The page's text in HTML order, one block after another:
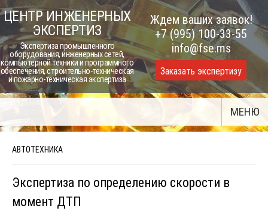
Skip
to
content
ЦЕНТР ИНЖЕНЕРНЫХ
ЭКСПЕРТИЗ
Экспертиза промышленного
оборудования, инженерных сетей,
компьютерной техники и программного
обеспечения, строительно-техническая
и пожарно-техническая экспертиза
Ждем ваших заявок!
+7 (995) 100-33-55
info@fse.ms
Заказать экспертизу
МЕНЮ
АВТОТЕХНИКА
Экспертиза по определению скорости в
момент ДТП